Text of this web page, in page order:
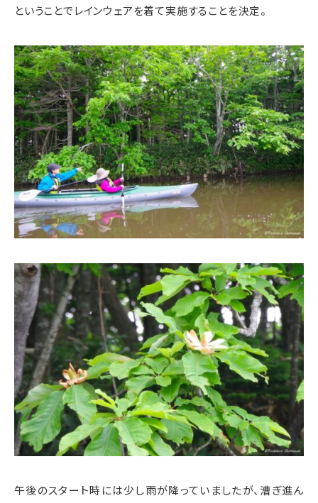
ということでレインウェアを着て実施することを決定。
午後のスタート時には少し雨が降っていましたが、漕ぎ進ん